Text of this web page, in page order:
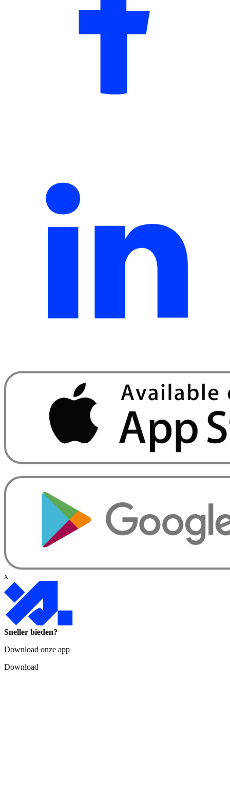
x
Sneller bieden?
Download onze app
Download